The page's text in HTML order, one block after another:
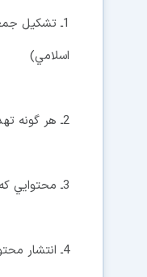
اسلامي)
2ـ هر گونه تهديد به بمب گذاري ( ماده 511 قانون مجازات اسلامي)
3ـ محتوايي كه به اساس جمهوري اسلامي ايران لطمه وارد كند ( بند 1 ماده 6 قانون مطبوعات)
4ـ انتشار محتوي عليه اصول قانون اساسي ( بند 12 ماده 6 قانون مطبوعات)